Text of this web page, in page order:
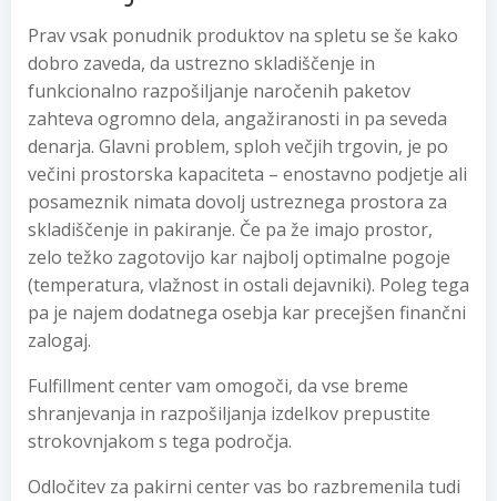
Prav vsak ponudnik produktov na spletu se še kako
dobro zaveda, da ustrezno skladiščenje in
funkcionalno razpošiljanje naročenih paketov
zahteva ogromno dela, angažiranosti in pa seveda
denarja. Glavni problem, sploh večjih trgovin, je po
večini prostorska kapaciteta – enostavno podjetje ali
posameznik nimata dovolj ustreznega prostora za
skladiščenje in pakiranje. Če pa že imajo prostor,
zelo težko zagotovijo kar najbolj optimalne pogoje
(temperatura, vlažnost in ostali dejavniki). Poleg tega
pa je najem dodatnega osebja kar precejšen finančni
zalogaj.
Fulfillment center vam omogoči, da vse breme
shranjevanja in razpošiljanja izdelkov prepustite
strokovnjakom s tega področja.
Odločitev za pakirni center vas bo razbremenila tudi